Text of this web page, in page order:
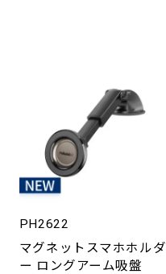
PH2622
マグネットスマホホルダ
ー ロングアーム吸盤